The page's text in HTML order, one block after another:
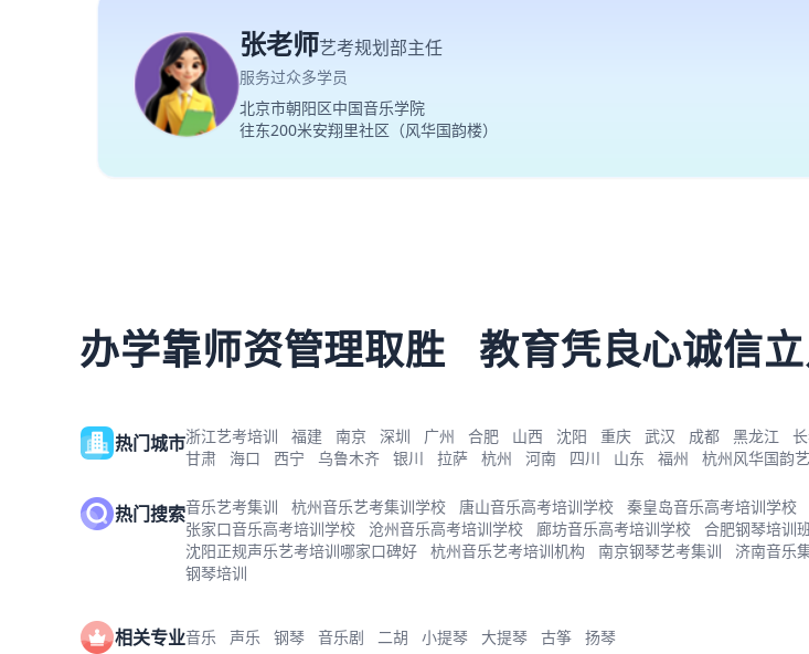
张老师艺考规划部主任
服务过众多学员
北京市朝阳区中国音乐学院
往东200米安翔里社区（风华国韵楼）
办学靠师资管理取胜 教育凭良心诚信
热门城市浙江艺考培训 福建 南京 深圳 广州 合肥 山西 沈阳 重庆 武汉 成都 黑龙江
甘肃
海口 西宁 乌鲁木齐 银川 拉萨 杭州 河南 四川 山东 福州 杭州风华国韵
热门搜索音乐艺考集训 杭州音乐艺考集训学校 唐山音乐高考培训学校 秦皇岛音乐高考培训学校
张家口音乐高考培训学校
沧州音乐高考培训学校 廊坊音乐高考培训学校 合肥钢琴培训
沈阳正规声乐艺考培训哪家口碑好
杭州音乐艺考培训机构 南京钢琴艺考集训 济南音乐
钢琴培训
相关专业音乐 声乐 钢琴 音乐剧 二胡 小提琴 大提琴 古筝 扬琴